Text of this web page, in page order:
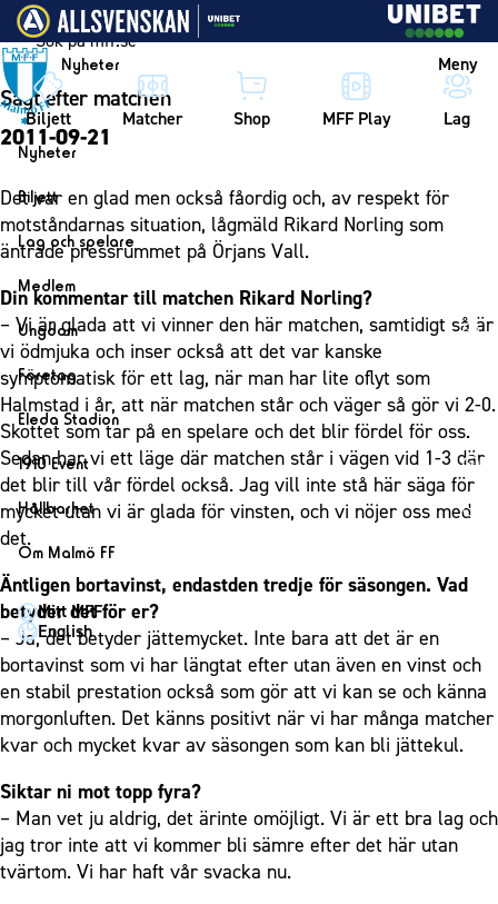
Vidare till innehållet
Nyheter Meny
Biljett Matcher Shop MFF Play Lag
Nyheter
Nyheter
Kalender
Biljett
Biljett
Årskort herr
Årskort dam
Mitt MFF
Biljetter till bortamatcher
Biljettvillkor
Lag och spelare
Lag
Herrlaget
Spelare
Ledarstab
Damlaget
Spelare
Ledarstab
Medlem
Medlemskap i Malmö FF
Årsmöte 2026
Ungdom
MFF Ungdom
Sommarfotboll
Skånecupen
Fotbollsskolan
Fotbollsnätverket
P19
F19
P17
F17
Malmö Trophy
Företag
Bli företagspartner
Nätverket
Klubbstolar
Partner dam
Eleda Stadion
Eleda Stadion
Erics Bar & Restaurang
Matchdag på Eleda Stadion
MFF-museet & rundvandringar
1910 Event
1910 Event
Möte
Mässa
Sommarfest
Julshow
Inspiration
Vanliga frågor om 1910 Event
Hållbarhet
Hållbarhet
Himmelsblå framtid – en match för miljön
MFF i samhället
Laget för alla
Nattfotboll
Himmelsblå Tillsammans
Karriärakademin
Grundskolefotboll mot rasismer
Skolakademier
Fonder
Om Malmö FF
Om Malmö FF
Kontakt
Press och media
Historik – herrlaget
Historik – damlaget
Policydokument
Personuppgiftspolicy
Mitt MFF
English
Sagt efter matchen
2011-09-21
Det var en glad men också fåordig och, av respekt för
motståndarnas situation, lågmäld Rikard Norling som
äntrade pressrummet på Örjans Vall.
Din kommentar till matchen Rikard Norling?
– Vi är glada att vi vinner den här matchen, samtidigt så är
vi ödmjuka och inser också att det var kanske
symptomatisk för ett lag, när man har lite oflyt som
Halmstad i år, att när matchen står och väger så gör vi 2-0.
Skottet som tar på en spelare och det blir fördel för oss.
Sedan har vi ett läge där matchen står i vägen vid 1-3 där
det blir till vår fördel också. Jag vill inte stå här säga för
mycket utan vi är glada för vinsten, och vi nöjer oss med
det.
Äntligen bortavinst, endastden tredje för säsongen. Vad
betyder det för er?
– Ja, det betyder jättemycket. Inte bara att det är en
bortavinst som vi har längtat efter utan även en vinst och
en stabil prestation också som gör att vi kan se och känna
morgonluften. Det känns positivt när vi har många matcher
kvar och mycket kvar av säsongen som kan bli jättekul.
Siktar ni mot topp fyra?
– Man vet ju aldrig, det ärinte omöjligt. Vi är ett bra lag och
jag tror inte att vi kommer bli sämre efter det här utan
tvärtom. Vi har haft vår svacka nu.